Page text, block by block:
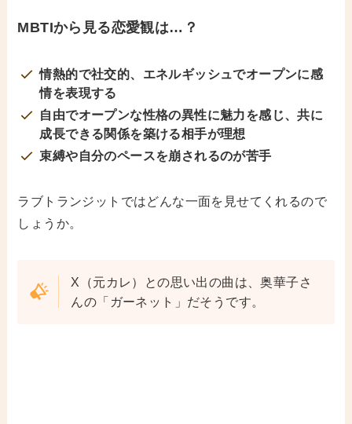
MBTIから見る恋愛観は…？
情熱的で社交的、エネルギッシュでオープンに感
情を表現する
自由でオープンな性格の異性に魅力を感じ、共に
成長できる関係を築ける相手が理想
束縛や自分のペースを崩されるのが苦手
ラブトランジットではどんな一面を見せてくれるので
しょうか。
X（元カレ）との思い出の曲は、奥華子さ
んの「ガーネット」だそうです。